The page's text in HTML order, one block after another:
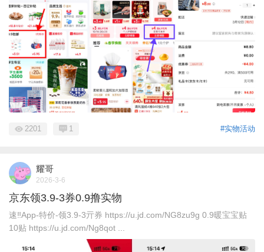
#实物活动
2201 1
耀哥
2026-3-6
京东领3.9-3券0.9撸实物
速‼App-特价-领3.9-3亓券 https://u.jd.com/NG8zu9g 0.9暖宝宝贴
10贴 https://u.jd.com/Ng8qot ...